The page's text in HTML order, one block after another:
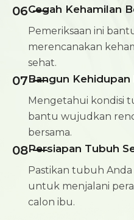
06Cegah Kehamilan
Pemeriksaan ini
merencanakan
sehat.
07Bangun Kehidupan
Mengetahui kondisi
bantu wujudkan
bersama.
08Persiapan Tubuh
Pastikan tubuh
untuk menjalani
calon ibu.